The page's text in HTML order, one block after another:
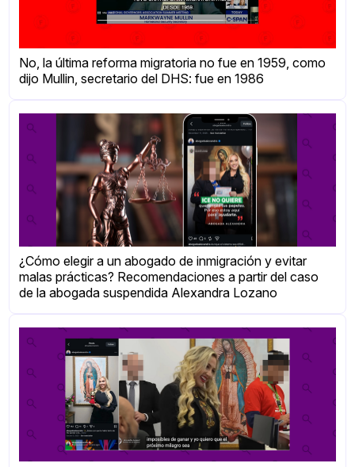
No, la última reforma migratoria no fue en 1959, como
dijo Mullin, secretario del DHS: fue en 1986
¿Cómo elegir a un abogado de inmigración y evitar
malas prácticas? Recomendaciones a partir del caso
de la abogada suspendida Alexandra Lozano